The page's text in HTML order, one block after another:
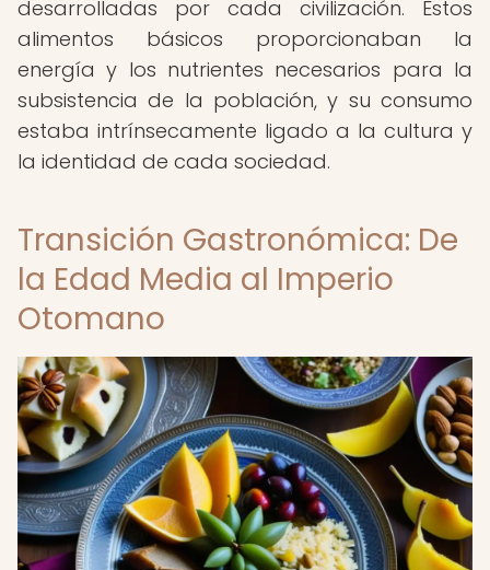
desarrolladas por cada civilización. Estos
alimentos básicos proporcionaban la
energía y los nutrientes necesarios para la
subsistencia de la población, y su consumo
estaba intrínsecamente ligado a la cultura y
la identidad de cada sociedad.
Transición Gastronómica: De
la Edad Media al Imperio
Otomano